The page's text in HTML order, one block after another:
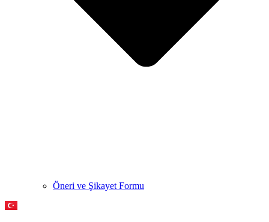
Öneri ve Şikayet Formu